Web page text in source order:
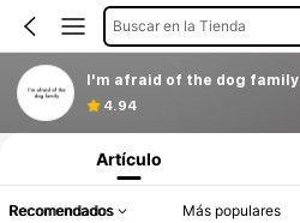
Buscar en la Tienda
I'm afraid of the dog family
4.94
Artículo
Recomendados Más populares